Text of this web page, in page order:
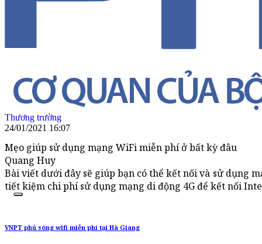
Thương trường
24/01/2021 16:07
Mẹo giúp sử dụng mạng WiFi miễn phí ở bất kỳ đâu
Quang Huy
Bài viết dưới đây sẽ giúp bạn có thể kết nối và sử dụng
tiết kiệm chi phí sử dụng mạng di động 4G để kết nối
VNPT phủ sóng wifi miễn phí tại Hà Giang